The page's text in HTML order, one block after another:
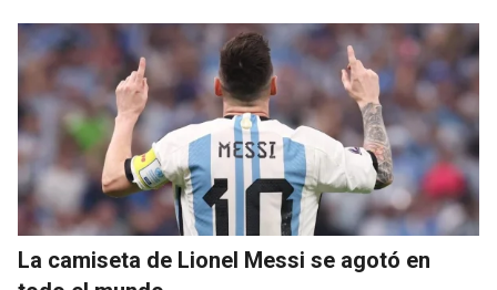
La camiseta de Lionel Messi se agotó en